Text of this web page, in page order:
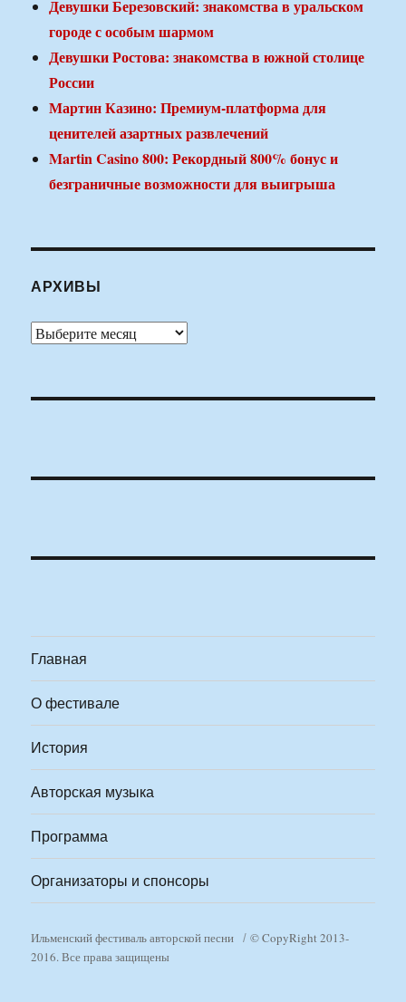
Девушки Березовский: знакомства в уральском
городе с особым шармом
Девушки Ростова: знакомства в южной столице
России
Мартин Казино: Премиум-платформа для
ценителей азартных развлечений
Martin Casino 800: Рекордный 800% бонус и
безграничные возможности для выигрыша
АРХИВЫ
Архивы
Главная
О фестивале
История
Авторская музыка
Программа
Организаторы и спонсоры
Ильменский фестиваль авторской песни
© CopyRight 2013-
2016. Все права защищены